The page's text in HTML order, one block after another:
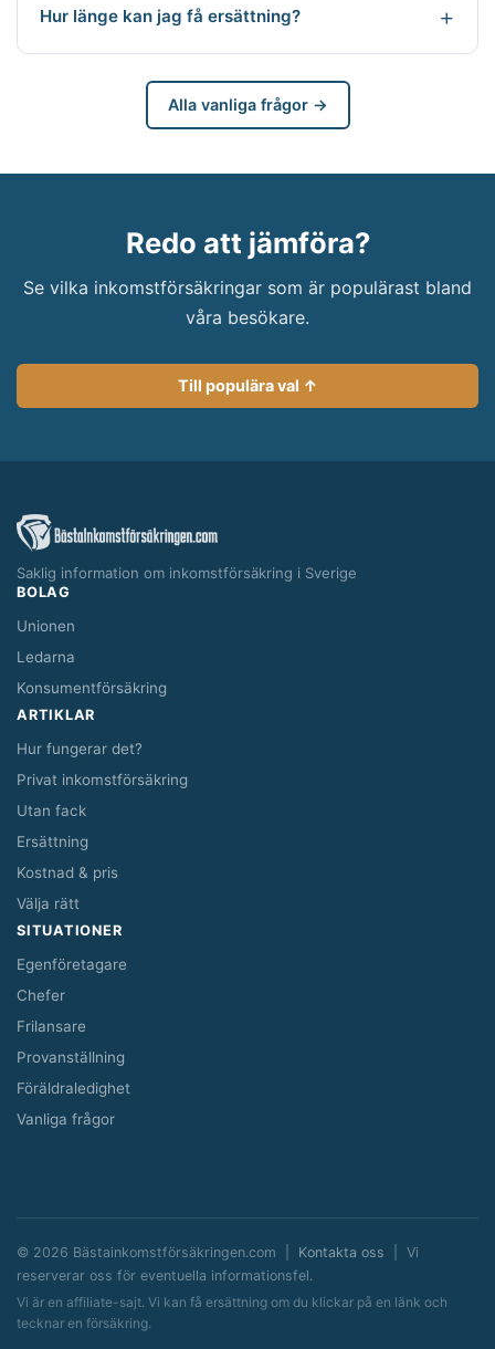
Hur länge kan jag få ersättning?
Alla vanliga frågor →
Redo att jämföra?
Se vilka inkomstförsäkringar som är populärast bland
våra besökare.
Till populära val ↑
Saklig information om inkomstförsäkring i Sverige
BOLAG
Unionen
Ledarna
Konsumentförsäkring
ARTIKLAR
Hur fungerar det?
Privat inkomstförsäkring
Utan fack
Ersättning
Kostnad & pris
Välja rätt
SITUATIONER
Egenföretagare
Chefer
Frilansare
Provanställning
Föräldraledighet
Vanliga frågor
© 2026 Bästainkomstförsäkringen.com | Kontakta oss | Vi
reserverar oss för eventuella informationsfel.
Vi är en affiliate-sajt. Vi kan få ersättning om du klickar på en länk och
tecknar en försäkring.